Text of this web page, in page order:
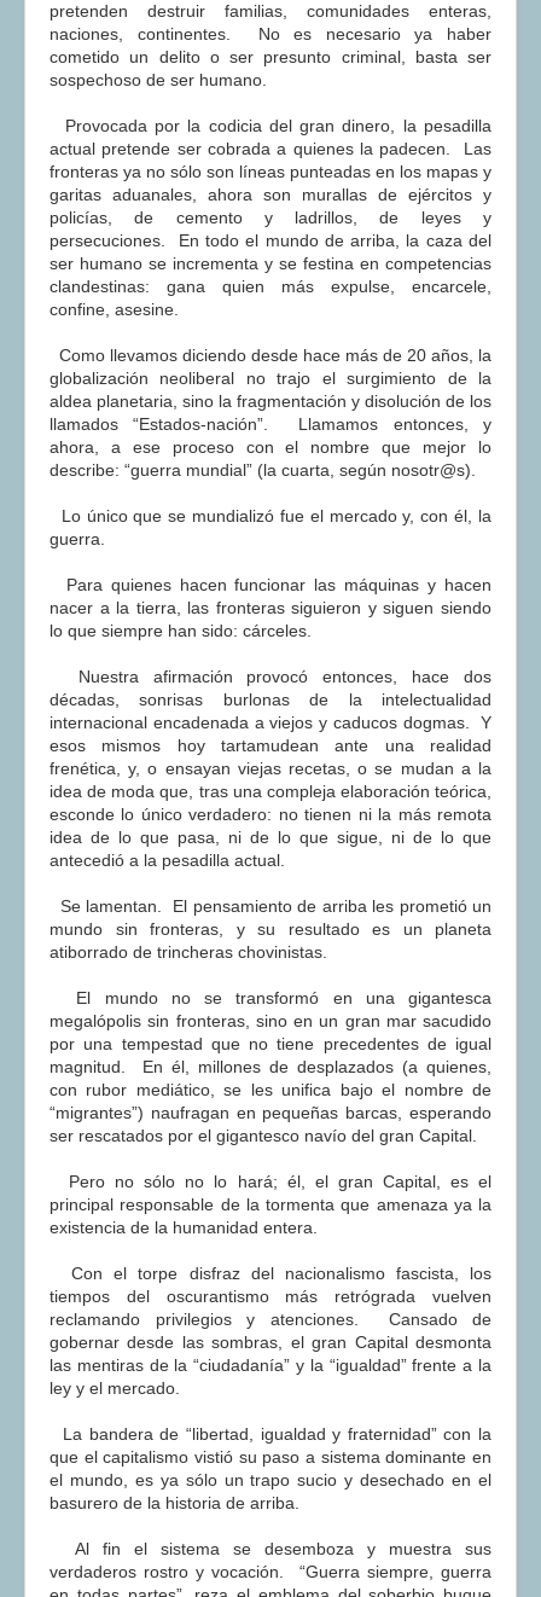
pretenden destruir familias, comunidades enteras,
naciones, continentes. No es necesario ya haber
cometido un delito o ser presunto criminal, basta ser
sospechoso de ser humano.
Provocada por la codicia del gran dinero, la pesadilla
actual pretende ser cobrada a quienes la padecen. Las
fronteras ya no sólo son líneas punteadas en los mapas y
garitas aduanales, ahora son murallas de ejércitos y
policías, de cemento y ladrillos, de leyes y
persecuciones. En todo el mundo de arriba, la caza del
ser humano se incrementa y se festina en competencias
clandestinas: gana quien más expulse, encarcele,
confine, asesine.
Como llevamos diciendo desde hace más de 20 años, la
globalización neoliberal no trajo el surgimiento de la
aldea planetaria, sino la fragmentación y disolución de los
llamados “Estados-nación”. Llamamos entonces, y
ahora, a ese proceso con el nombre que mejor lo
describe: “guerra mundial” (la cuarta, según nosotr@s).
Lo único que se mundializó fue el mercado y, con él, la
guerra.
Para quienes hacen funcionar las máquinas y hacen
nacer a la tierra, las fronteras siguieron y siguen siendo
lo que siempre han sido: cárceles.
Nuestra afirmación provocó entonces, hace dos
décadas, sonrisas burlonas de la intelectualidad
internacional encadenada a viejos y caducos dogmas. Y
esos mismos hoy tartamudean ante una realidad
frenética, y, o ensayan viejas recetas, o se mudan a la
idea de moda que, tras una compleja elaboración teórica,
esconde lo único verdadero: no tienen ni la más remota
idea de lo que pasa, ni de lo que sigue, ni de lo que
antecedió a la pesadilla actual.
Se lamentan. El pensamiento de arriba les prometió un
mundo sin fronteras, y su resultado es un planeta
atiborrado de trincheras chovinistas.
El mundo no se transformó en una gigantesca
megalópolis sin fronteras, sino en un gran mar sacudido
por una tempestad que no tiene precedentes de igual
magnitud. En él, millones de desplazados (a quienes,
con rubor mediático, se les unifica bajo el nombre de
“migrantes”) naufragan en pequeñas barcas, esperando
ser rescatados por el gigantesco navío del gran Capital.
Pero no sólo no lo hará; él, el gran Capital, es el
principal responsable de la tormenta que amenaza ya la
existencia de la humanidad entera.
Con el torpe disfraz del nacionalismo fascista, los
tiempos del oscurantismo más retrógrada vuelven
reclamando privilegios y atenciones. Cansado de
gobernar desde las sombras, el gran Capital desmonta
las mentiras de la “ciudadanía” y la “igualdad” frente a la
ley y el mercado.
La bandera de “libertad, igualdad y fraternidad” con la
que el capitalismo vistió su paso a sistema dominante en
el mundo, es ya sólo un trapo sucio y desechado en el
basurero de la historia de arriba.
Al fin el sistema se desemboza y muestra sus
verdaderos rostro y vocación. “Guerra siempre, guerra